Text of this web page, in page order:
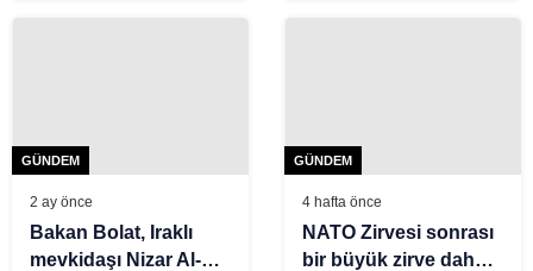
GÜNDEM
2 ay önce
Bakan Bolat, Iraklı
mevkidaşı Nizar Al-
GÜNDEM
4 hafta önce
NATO Zirvesi sonrası
bir büyük zirve daha: